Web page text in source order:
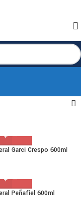
Garci Crespo 600ml
Peñafiel 600ml